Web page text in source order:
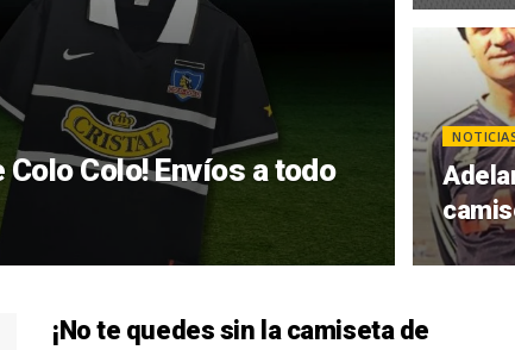
Colo! Envíos a todo
¡No te quedes sin la camiseta de